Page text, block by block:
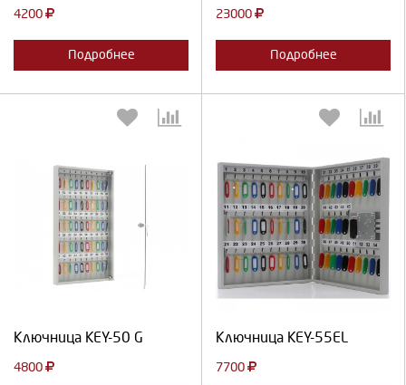
4200
Подробнее
23000
Подробнее
Ключница KEY-50 G
4800
Выберите количество:
Ключница KEY-55EL
7700
Выберите количество: